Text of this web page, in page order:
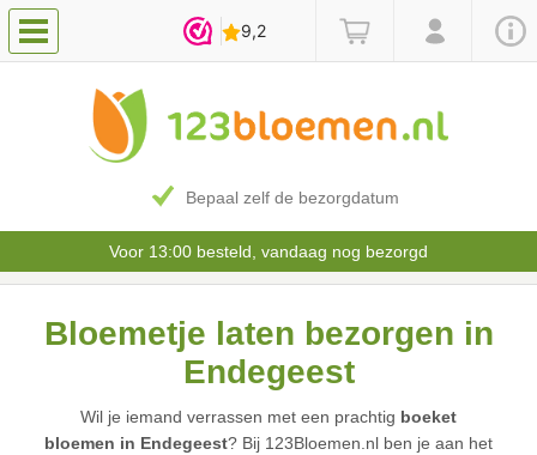
Bepaal zelf de bezorgdatum
Voor 13:00 besteld, vandaag nog bezorgd
Bloemetje laten bezorgen in
Endegeest
Wil je iemand verrassen met een prachtig boeket
bloemen in Endegeest? Bij 123Bloemen.nl ben je aan het